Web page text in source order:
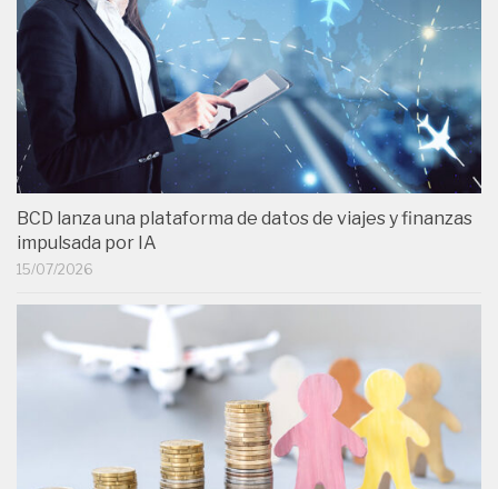
BCD lanza una plataforma de datos de viajes y finanzas
impulsada por IA
15/07/2026